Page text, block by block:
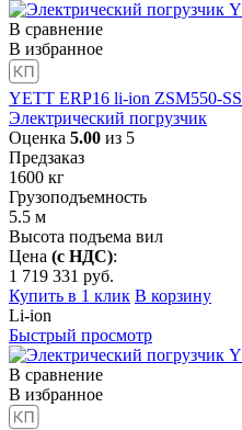
В сравнение
В избранное
YETT ERP16 li-ion ZSM550-SS
Электрический погрузчик
Оценка 5.00 из 5
Предзаказ
1600 кг
Грузоподъемность
5.5 м
Высота подъема вил
Цена (с НДС):
1 719 331 руб.
Купить в 1 клик В корзину
Li-ion
Быстрый просмотр
В сравнение
В избранное